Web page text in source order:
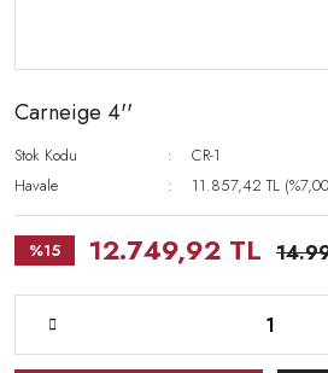
Carneige 4''
Stok Kodu
CR-1
Havale
11.857,42 TL
%15 12.749,92 TL